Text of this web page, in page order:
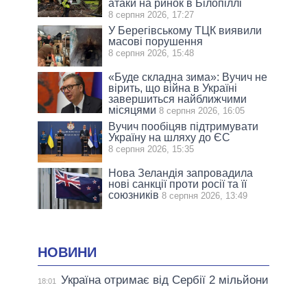
атаки на ринок в Білопіллі
8 серпня 2026, 17:27
У Берегівському ТЦК виявили
масові порушення
8 серпня 2026, 15:48
«Буде складна зима»: Вучич не
вірить, що війна в Україні
завершиться найближчими
місяцями 8 серпня 2026, 16:05
Вучич пообіцяв підтримувати
Україну на шляху до ЄС
8 серпня 2026, 15:35
Нова Зеландія запровадила
нові санкції проти росії та її
союзників 8 серпня 2026, 13:49
НОВИНИ
18:01
Україна отримає від Сербії 2 мільйони